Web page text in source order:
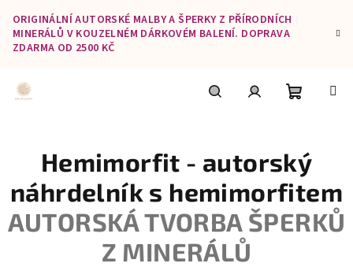
obsah
ORIGINÁLNÍ AUTORSKÉ MALBY A ŠPERKY Z PŘÍRODNÍCH
MINERÁLŮ V KOUZELNÉM DÁRKOVÉM BALENÍ. DOPRAVA
ZDARMA OD 2500 KČ
košík
Hemimorfit - autorský
náhrdelník s hemimorfitem
AUTORSKÁ TVORBA ŠPERKŮ
Z MINERÁLŮ